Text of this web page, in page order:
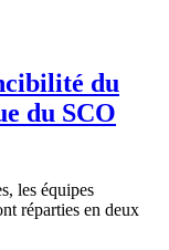
du
du SCO
les équipes
réparties en deux